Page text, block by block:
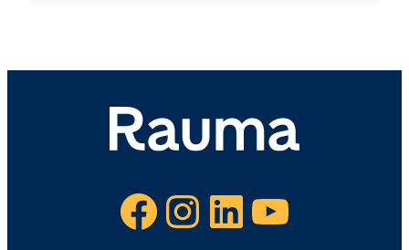
Facebook Instagram LinkedIn YouTube